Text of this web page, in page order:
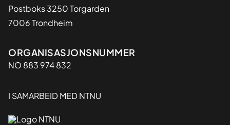
Postboks 3250 Torgarden
7006 Trondheim
Organisasjon
ORGANISASJONSNUMMER
NO 883 974 832
I SAMARBEID MED NTNU